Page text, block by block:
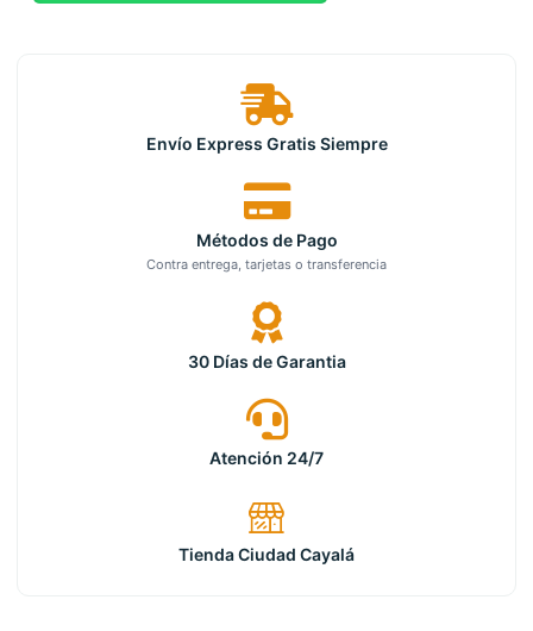
Envío Express Gratis Siempre
Métodos de Pago
Contra entrega, tarjetas o transferencia
30 Días de Garantia
Atención 24/7
Tienda Ciudad Cayalá